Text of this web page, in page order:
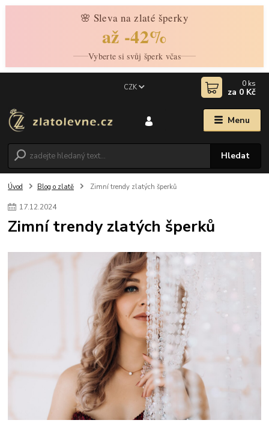
🌸 Sleva na zlaté šperky
až -42%
Vyberte si svůj šperk včas
Menu
CZK
Hledat
0 ks
za 0 Kč
Úvod Blog o zlatě Zimní trendy zlatých šperků
17.12.2024
Zimní trendy zlatých šperků